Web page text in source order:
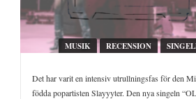
MUSIK RECENSION
Det har varit en intensiv utrullningsfas för den
födda popartisten Slayyyter. Den nya singeln